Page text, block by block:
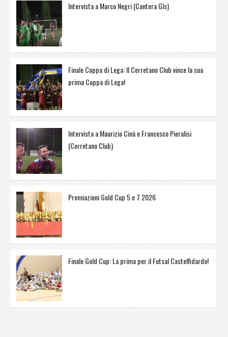
Intervista a Marco Negri (Cantera Gls)
Finale Coppa di Lega: Il Cerretano Club vince la sua
prima Coppa di Lega!
Intervista a Maurizio Cinà e Francesco Pieralisi
(Cerretano Club)
Premiazioni Gold Cup 5 e 7 2026
Finale Gold Cup: La prima per il Futsal Castelfidardo!